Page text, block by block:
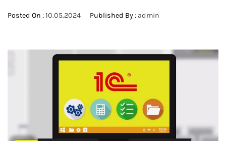
Posted On :10.05.2024 Published By : admin